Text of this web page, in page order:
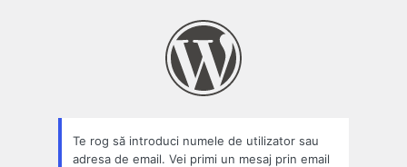
Te rog să introduci numele de utilizator sau
adresa de email. Vei primi un mesaj prin email